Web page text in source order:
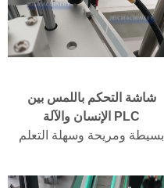
شاشة التحكم باللمس بين
الإنسان والآلة PLC
بسيطة ومريحة وسهلة التعلم